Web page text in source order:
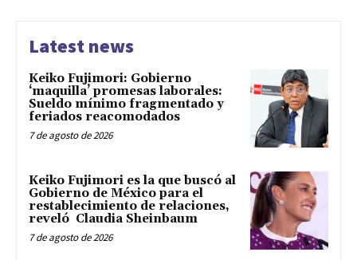
Latest news
Keiko Fujimori: Gobierno
‘maquilla’ promesas laborales:
Sueldo mínimo fragmentado y
feriados reacomodados
7 de agosto de 2026
Keiko Fujimori es la que buscó al
Gobierno de México para el
restablecimiento de relaciones,
reveló Claudia Sheinbaum
7 de agosto de 2026